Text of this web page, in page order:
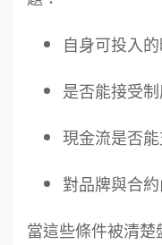
自身可投入
是否能接受
現金流是否
對品牌與合
當這些條件被清楚